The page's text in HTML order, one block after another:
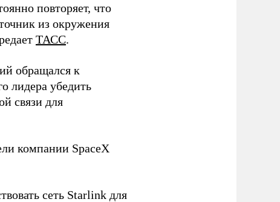
повторяет, что
из окружения
ТАСС.
обращался к
лидера убедить
связи для
компании SpaceX
сеть Starlink для